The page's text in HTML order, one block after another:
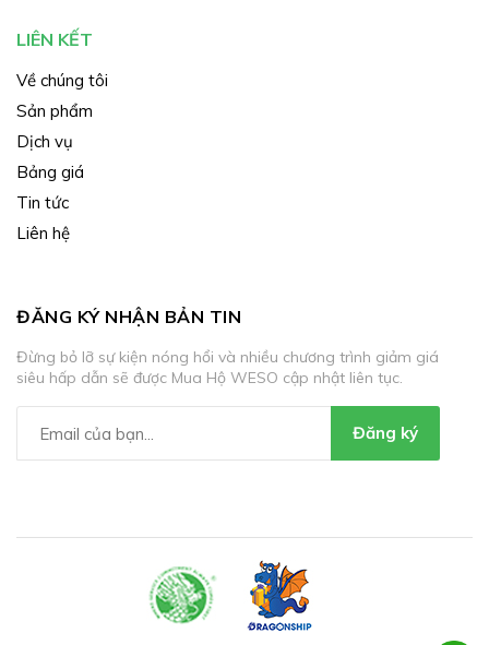
LIÊN KẾT
Về chúng tôi
Sản phẩm
Dịch vụ
Bảng giá
Tin tức
Liên hệ
ĐĂNG KÝ NHẬN BẢN TIN
Đừng bỏ lỡ sự kiện nóng hổi và nhiều chương trình giảm giá
siêu hấp dẫn sẽ được Mua Hộ WESO cập nhật liên tục.
Đăng ký